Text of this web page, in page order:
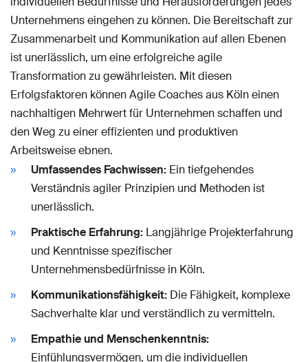
Unternehmens eingehen zu können. Die Bereitschaft zur
Zusammenarbeit und Kommunikation auf allen Ebenen
ist unerlässlich, um eine erfolgreiche agile
Transformation zu gewährleisten. Mit diesen
Erfolgsfaktoren können Agile Coaches aus Köln einen
nachhaltigen Mehrwert für Unternehmen schaffen und
den Weg zu einer effizienten und produktiven
Arbeitsweise ebnen.
Umfassendes Fachwissen: Ein tiefgehendes
Verständnis agiler Prinzipien und Methoden ist
unerlässlich.
Praktische Erfahrung: Langjährige Projekterfahrung
und Kenntnisse spezifischer
Unternehmensbedürfnisse in Köln.
Kommunikationsfähigkeit: Die Fähigkeit, komplexe
Sachverhalte klar und verständlich zu vermitteln.
Empathie und Menschenkenntnis:
Einfühlungsvermögen, um die individuellen